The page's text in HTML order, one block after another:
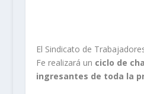
El Sindicato de
Fe realizará un ciclo de
ingresantes de toda la